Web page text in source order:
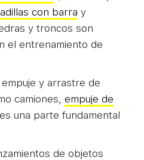
con barra y
y troncos son
el entrenamiento de
empuje y arrastre de
camiones, empuje de
una parte fundamental
de objetos